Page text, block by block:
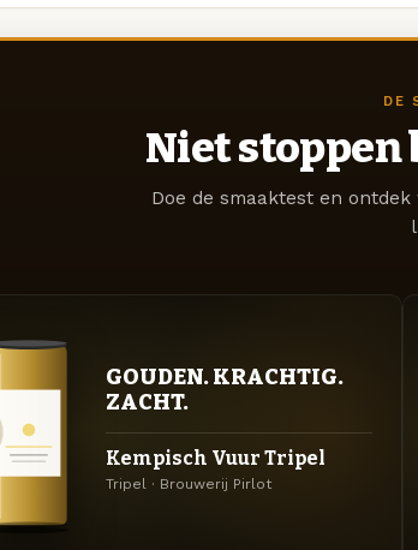
DE
Niet stoppen
Doe de smaaktest en
GOUDEN. KRACHTIG.
ZACHT.
Kempisch Vuur Tripel
Tripel · Brouwerij Pirlot